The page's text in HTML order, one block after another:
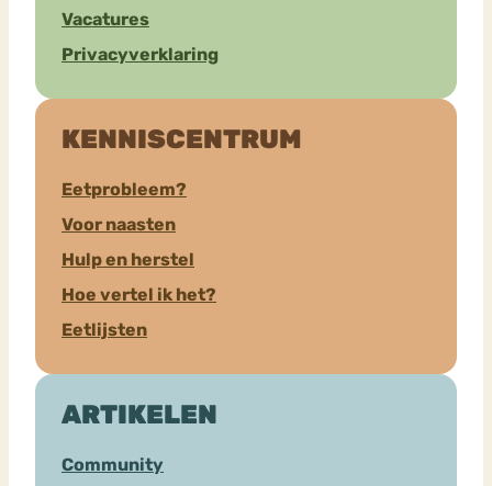
Vacatures
Privacyverklaring
KENNISCENTRUM
Eetprobleem?
Voor naasten
Hulp en herstel
Hoe vertel ik het?
Eetlijsten
ARTIKELEN
Community